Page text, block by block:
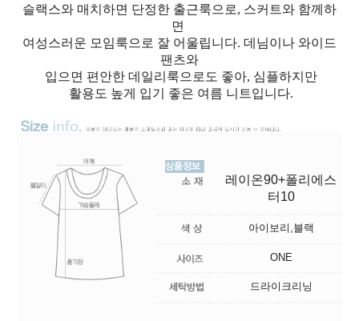
슬랙스와 매치하면 단정한 출근룩으로, 스커트와 함께하
면
여성스러운 모임룩으로 잘 어울립니다. 데님이나 와이드
팬츠와
입으면 편안한 데일리룩으로도 좋아, 심플하지만
활용도 높게 입기 좋은 여름 니트입니다.
레이온90+폴리에스
터10
아이보리,블랙
ONE
드라이크리닝